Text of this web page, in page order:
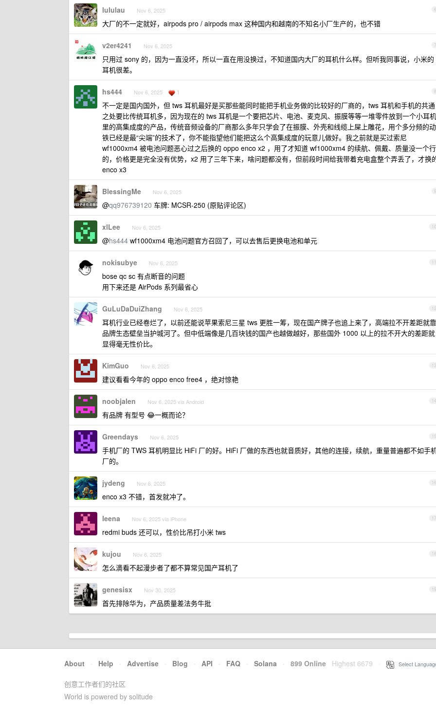
6
lululau Nov 6, 2025
大厂的不一定就好，airpods pro / airpods max 这种国内和越南的不知名小厂生产的，也不错
7
v2er4241 Nov 6, 2025
只用过 sony 的，因为一直没坏，所以一直在用没换过，不知道国内大厂的耳机什么样。但听我同事说，小米的
耳机很差。
8
hs444 Nov 6, 2025 1
不一定是国内国外，但 tws 耳机最好是买那些能同时能把手机业务做的比较好的厂商的，tws 耳机和手机的共通
之处要比传统耳机多，因为现在的 tws 耳机是一个要把芯片、电池、麦克风、振膜等等一堆零件放到一个小耳机
里的高集成度的产品，传统音频设备的厂商那么多年只学会了在振膜、外壳和线缆上屎上雕花，用个多分频的动
铁已经是最“尖端”的技术了，你不能指望他们能把这么个高集成度的玩意儿做好。我之前就是买过索尼
wf1000xm4 被电池问题恶心过之后换的 oppo enco x2 ，用了才知道 wf1000xm4 的续航、佩戴、质量没一个行
的，价格更是完全没有优势，x2 用了三年下来，啥问题都没有，但前段时间给我带着充电盒整个弄丢了，才换
enco x3
9
BlessingMe Nov 6, 2025
@qq976739120 车牌: MCSR-250 (原贴评论区)
10
xlLee Nov 6, 2025
@hs444 wf1000xm4 电池问题官方召回了，可以去售后更换电池和单元
11
nokisubye Nov 6, 2025
bose qc sc 有点断音的问题
用下来还是 AirPods 系列最省心
12
GuLuDaDuiZhang Nov 6, 2025
耳机行业已经卷烂了，以前还能说苹果索尼三星 tws 更胜一筹，现在国产牌子也追上来了，高端拉不开差距就靠
品牌生态壁垒当护城河了。但中低端像是几百块钱的国产也越做越好，那些国外 1000 以上的拉不开大的差距就
显得毫无性价比。
13
KimGuo Nov 6, 2025
建议看看今年的 oppo enco free4 ，绝对惊艳
14
noobjalen Nov 6, 2025 via Android
有品牌 有型号 😂一概而论？
15
Greendays Nov 6, 2025
手机厂的 TWS 耳机明显比 HiFi 厂的好。HiFi 厂做的东西也就音质好，其他的连接，续航，重量普遍都不如手
厂的。
16
jydeng Nov 6, 2025
enco x3 不错，首发就冲了。
17
leena Nov 6, 2025 via iPhone
redmi buds 还可以，性价比吊打小米 tws
18
kujou Nov 6, 2025
怎么滴看不起漫步者了都不算常见国产耳机了
19
genesisx Nov 30, 2025
首先排除华为，产品质量差法务牛批
About · Help · Advertise · Blog · API · FAQ · Solana · 899 Online Highest 6679 Select
创意工作者们的社区
World is powered by solitude